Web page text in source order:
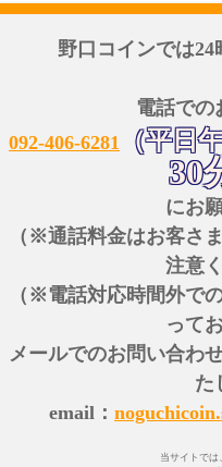
野口コインでは24
電話での
092-406-6281
（平日
30
にお
（※通話料金はお客さ
注意
（※電話対応時間外で
って
メールでのお問い合わ
た
email：
当サイトで